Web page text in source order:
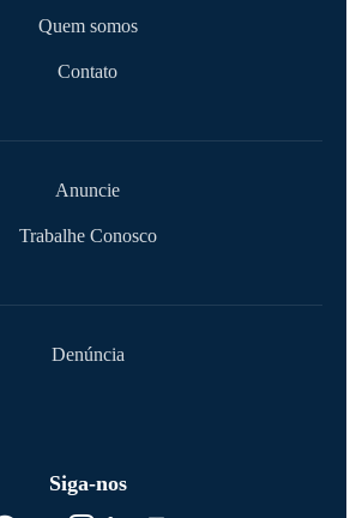
Quem somos
Contato
Anuncie
Trabalhe Conosco
Denúncia
Siga-nos